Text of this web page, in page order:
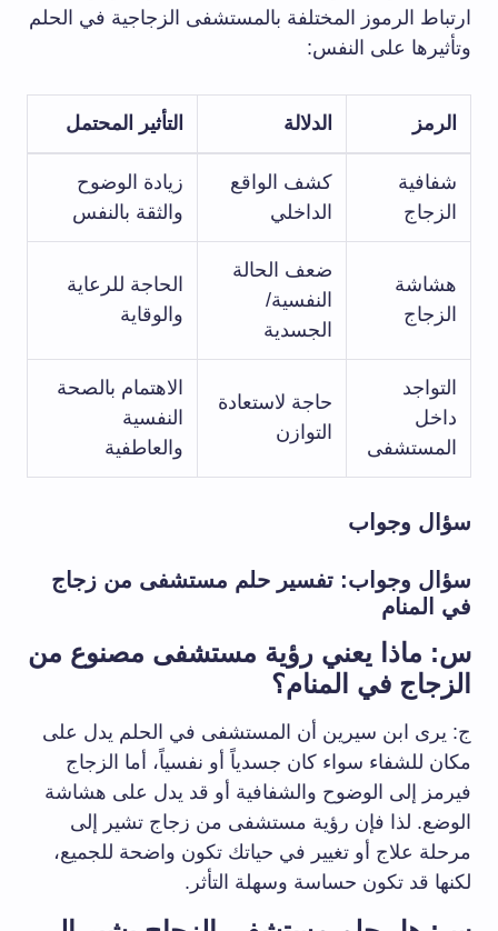
ارتباط الرموز المختلفة بالمستشفى الزجاجية في الحلم
وتأثيرها على النفس:
الرمز الدلالة التأثير المحتمل
شفافية
الزجاج
كشف الواقع
الداخلي
زيادة الوضوح
والثقة بالنفس
هشاشة
الزجاج
ضعف الحالة
النفسية/
الجسدية
الحاجة للرعاية
والوقاية
التواجد
داخل
المستشفى
حاجة لاستعادة
التوازن
الاهتمام بالصحة
النفسية
والعاطفية
سؤال وجواب
سؤال وجواب: تفسير حلم مستشفى من زجاج
في المنام
س: ماذا يعني رؤية مستشفى مصنوع من
الزجاج في المنام؟
ج: يرى ابن سيرين أن المستشفى في الحلم يدل على
مكان للشفاء سواء كان جسدياً أو نفسياً، أما الزجاج
فيرمز إلى الوضوح والشفافية أو قد يدل على هشاشة
الوضع. لذا فإن رؤية مستشفى من زجاج تشير إلى
مرحلة علاج أو تغيير في حياتك تكون واضحة للجميع،
لكنها قد تكون حساسة وسهلة التأثر.